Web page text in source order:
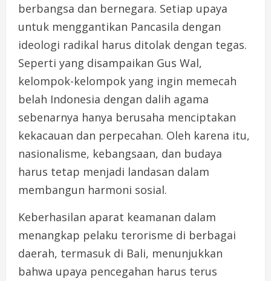
berbangsa dan bernegara. Setiap upaya
untuk menggantikan Pancasila dengan
ideologi radikal harus ditolak dengan tegas.
Seperti yang disampaikan Gus Wal,
kelompok-kelompok yang ingin memecah
belah Indonesia dengan dalih agama
sebenarnya hanya berusaha menciptakan
kekacauan dan perpecahan. Oleh karena itu,
nasionalisme, kebangsaan, dan budaya
harus tetap menjadi landasan dalam
membangun harmoni sosial.
Keberhasilan aparat keamanan dalam
menangkap pelaku terorisme di berbagai
daerah, termasuk di Bali, menunjukkan
bahwa upaya pencegahan harus terus